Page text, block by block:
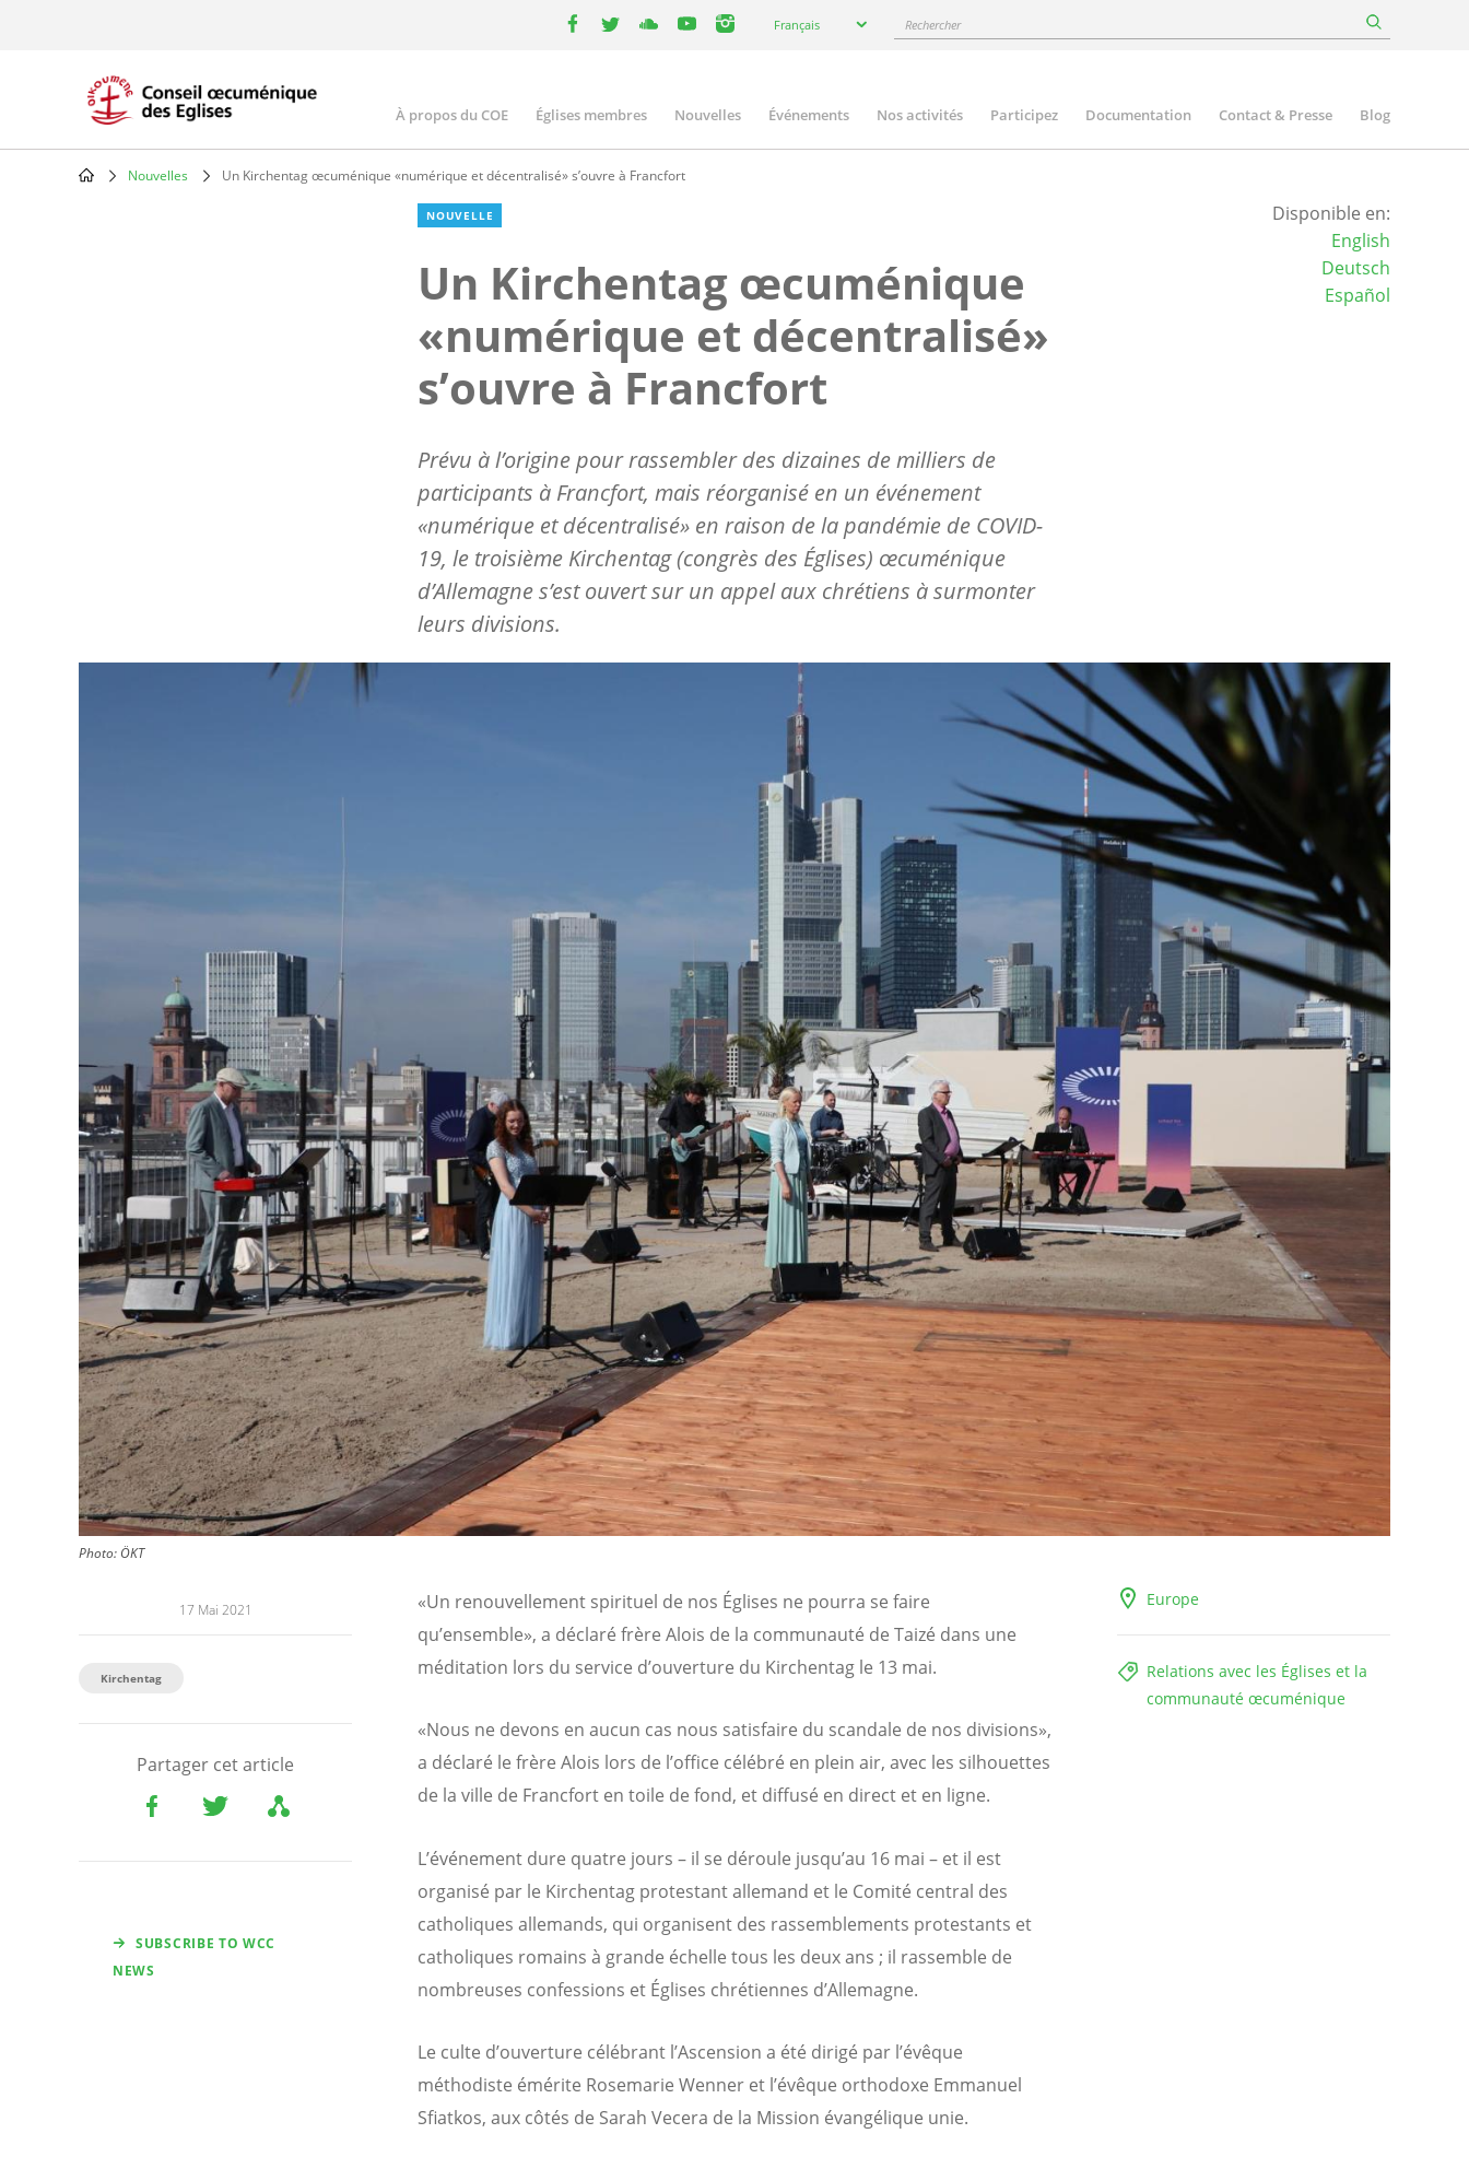
your
Français Rechercher
Main
navigation
À propos du COE Églises membres Nouvelles Événements Nos activités Participez Documentation Contact & Presse Blog
Nouvelles Un Kirchentag œcuménique «numérique et décentralisé» s’ouvre à Francfort
NOUVELLE
Un Kirchentag œcuménique
«numérique et décentralisé»
s’ouvre à Francfort
Prévu à l’origine pour rassembler des dizaines de milliers de
participants à Francfort, mais réorganisé en un événement
«numérique et décentralisé» en raison de la pandémie de COVID-
19, le troisième Kirchentag (congrès des Églises) œcuménique
d’Allemagne s’est ouvert sur un appel aux chrétiens à surmonter
leurs divisions.
Disponible en:
English
Deutsch
Español
Photo: ÖKT
17 Mai 2021
Kirchentag
Partager cet article
SUBSCRIBE TO WCC
NEWS
Europe
Relations avec les Églises et la
communauté œcuménique
«Un renouvellement spirituel de nos Églises ne pourra se faire
qu’ensemble», a déclaré frère Alois de la communauté de Taizé dans une
méditation lors du service d’ouverture du Kirchentag le 13 mai.
«Nous ne devons en aucun cas nous satisfaire du scandale de nos divisions»,
a déclaré le frère Alois lors de l’office célébré en plein air, avec les silhouettes
de la ville de Francfort en toile de fond, et diffusé en direct et en ligne.
L’événement dure quatre jours – il se déroule jusqu’au 16 mai – et il est
organisé par le Kirchentag protestant allemand et le Comité central des
catholiques allemands, qui organisent des rassemblements protestants et
catholiques romains à grande échelle tous les deux ans ; il rassemble de
nombreuses confessions et Églises chrétiennes d’Allemagne.
Le culte d’ouverture célébrant l’Ascension a été dirigé par l’évêque
méthodiste émérite Rosemarie Wenner et l’évêque orthodoxe Emmanuel
Sfiatkos, aux côtés de Sarah Vecera de la Mission évangélique unie.